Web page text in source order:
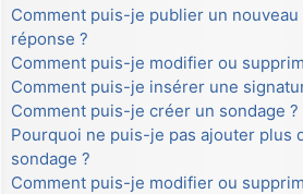
Comment puis-je publier un
réponse ?
Comment puis-je modifier ou
Comment puis-je insérer une
Comment puis-je créer un sondage ?
Pourquoi ne puis-je pas ajouter plus
sondage ?
Comment puis-je modifier ou